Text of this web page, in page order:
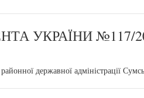
УКРАЇНИ №117/
державної адміністрації